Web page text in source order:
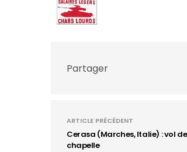
Partager
ARTICLE PRÉCÉDENT
Cerasa (Marches, Italie) : vol
chapelle